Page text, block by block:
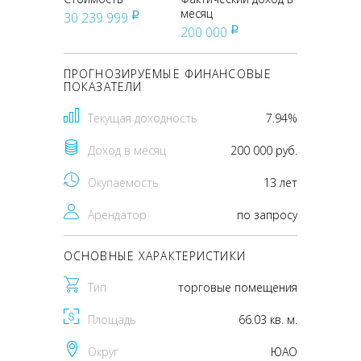
30 239 999 pуб
месяц
200 000 pуб
ПРОГНОЗИРУЕМЫЕ ФИНАНСОВЫЕ
ПОКАЗАТЕЛИ
Текущая доходность 7.94%
Доход в месяц 200 000 руб.
Окупаемость 13 лет
Арендатор по запросу
ОСНОВНЫЕ ХАРАКТЕРИСТИКИ
Тип торговые помещения
Площадь 66.03 кв. м.
Округ ЮАО